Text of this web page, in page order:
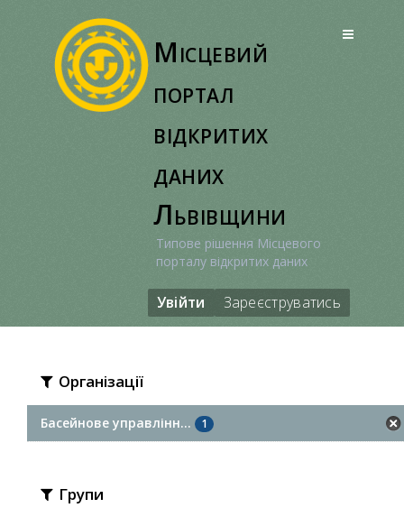
Місцевий
портал
відкритих
даних
Львівщини
Типове рішення Місцевого
порталу відкритих даних
Увійти Зареєструватись
Організації
Басейнове управлінн... 1
Групи